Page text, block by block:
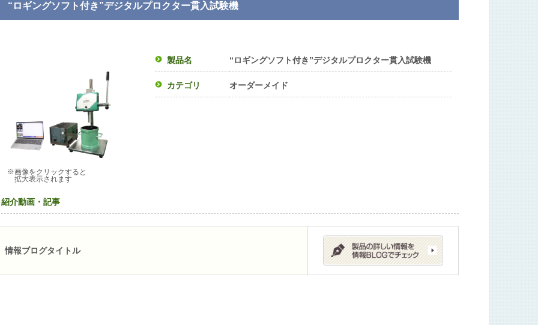
“ロギングソフト付き”デジタルプロクター貫入試験機
※画像をクリックすると
拡大表示されます
製品名 “ロギングソフト付き”デジタルプロクター貫入試験機
カテゴリ オーダーメイド
紹介動画・記事
情報ブログタイトル